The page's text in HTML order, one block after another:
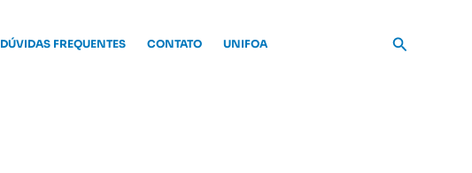
DÚVIDAS FREQUENTES CONTATO UNIFOA Pesquisar